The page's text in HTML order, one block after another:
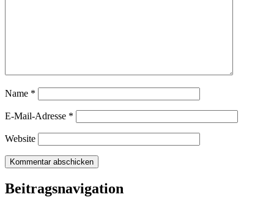
Name *
E-Mail-Adresse *
Website
Beitragsnavigation